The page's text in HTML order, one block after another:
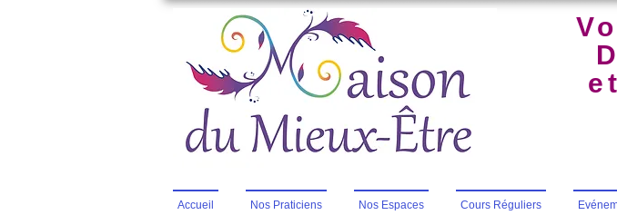
Accueil Nos Praticiens Nos Espaces Cours Réguliers